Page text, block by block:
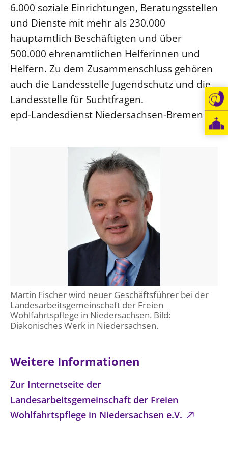
6.000 soziale Einrichtungen, Beratungsstellen
und Dienste mit mehr als 230.000
hauptamtlich Beschäftigten und über
500.000 ehrenamtlichen Helferinnen und
Helfern. Zu dem Zusammenschluss gehören
auch die Landesstelle Jugendschutz und die
Landesstelle für Suchtfragen.
epd-Landesdienst Niedersachsen-Bremen
Martin Fischer wird neuer Geschäftsführer bei der
Landesarbeitsgemeinschaft der Freien
Wohlfahrtspflege in Niedersachsen. Bild:
Diakonisches Werk in Niedersachsen.
Weitere Informationen
Zur Internetseite der
Landesarbeitsgemeinschaft der Freien
Wohlfahrtspflege in Niedersachsen e.V.
Finanzplanung
Fundraising
IT-Service
Corporate Design
Interventionsplan
Jahresgespräche
Klimaschutzgesetz
Öffentlichkeitsarbeit
Personalausschuss
Projektmanagement
Terminstundenplaner